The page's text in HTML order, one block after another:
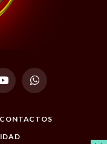
YouTubeWhatsApp
CONTACTOS